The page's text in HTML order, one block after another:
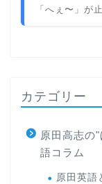
「へぇ〜」が
カテゴリー
原田高志の
語コラム
原田英語